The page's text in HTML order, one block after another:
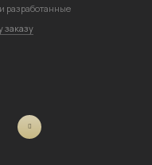
разработанные
заказу